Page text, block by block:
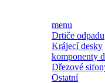
menu
Drtiče odpadu
Krájecí desky
komponenty
Dřezové
Ostatní